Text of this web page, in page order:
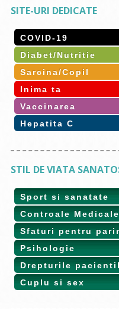
SITE-URI DEDICATE
COVID-19
Diabet/Nutritie
Sarcina/Copil
Inima ta
Vaccinarea
Hepatita C
STIL DE VIATA
Sport si sanatate
Controale Medicale
Sfaturi pentru
Psihologie
Drepturile
Cuplu si sex